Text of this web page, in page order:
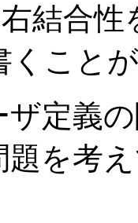
結合性
くこと
ザ定義
を考